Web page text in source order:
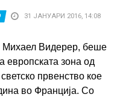
31 ЈАНУАРИ 2016, 14:08
Михаел Видерер, беше
европската зона од
првенство кое
во Франција. Со